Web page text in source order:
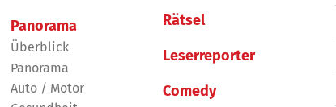
Panorama
Überblick
Panorama
Auto / Motor
Rätsel
Leserreporter
Comedy